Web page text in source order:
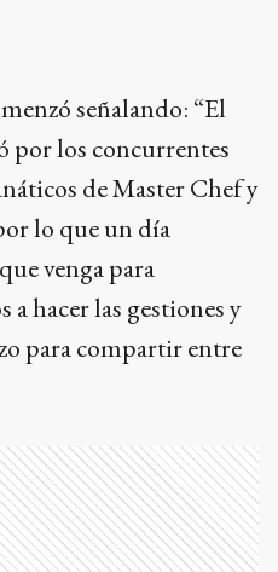
señalando: “El
por los concurrentes
de Master Chef y
lo que un día
venga para
a hacer las gestiones y
para compartir entre